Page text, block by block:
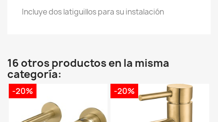
Incluye dos latiguillos para su instalación
16 otros productos en la misma
categoría:
-20% -20%